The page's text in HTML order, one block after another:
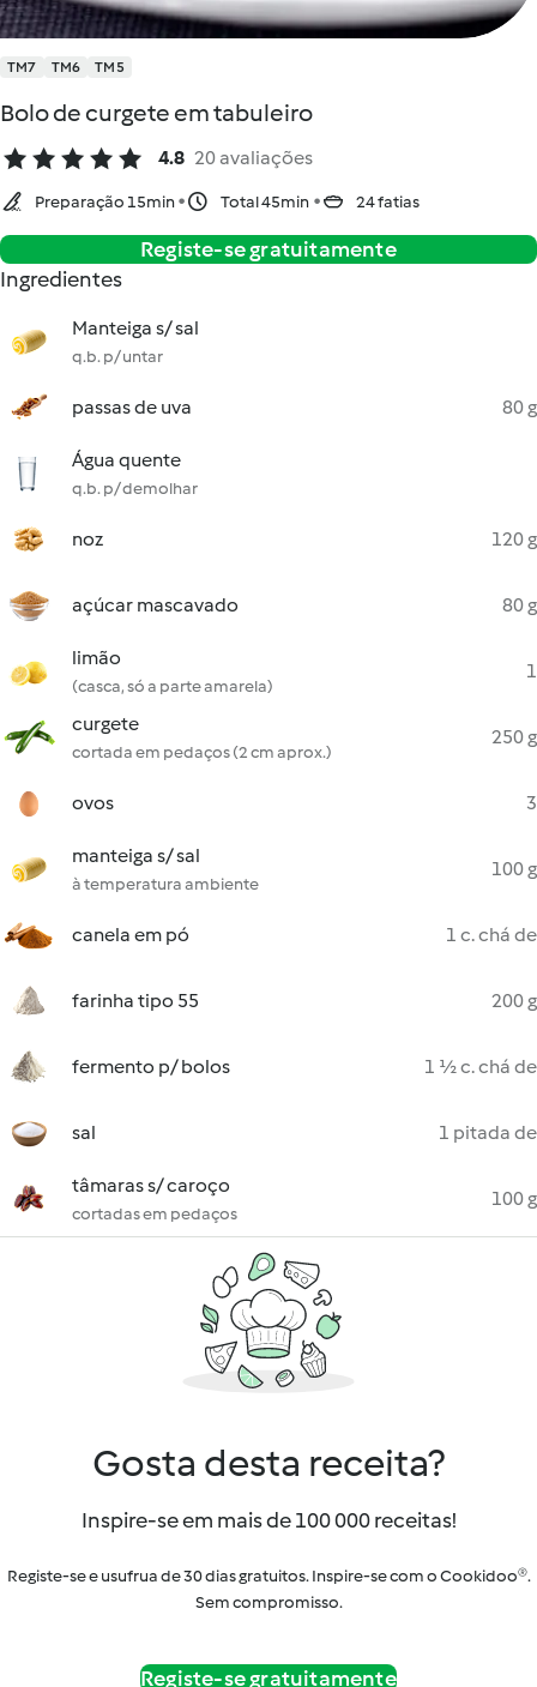
TM7 TM6 TM5
Bolo de curgete em tabuleiro
4.8 20 avaliações
Preparação 15min Total 45min 24 fatias
Registe-se gratuitamente
Ingredientes
Manteiga s/ sal
q.b. p/ untar
passas de uva 80 g
Água quente
q.b. p/ demolhar
noz 120 g
açúcar mascavado 80 g
limão
(casca, só a parte amarela)
1
curgete
cortada em pedaços (2 cm aprox.)
250 g
ovos 3
manteiga s/ sal
à temperatura ambiente
100 g
canela em pó 1 c. chá de
farinha tipo 55 200 g
fermento p/ bolos 1 ½ c. chá de
sal 1 pitada de
tâmaras s/ caroço
cortadas em pedaços
100 g
Gosta desta receita?
Inspire-se em mais de 100 000 receitas!
Registe-se e usufrua de 30 dias gratuitos. Inspire-se com o Cookidoo®.
Sem compromisso.
Registe-se gratuitamente